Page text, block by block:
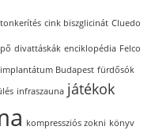
cink biszglicinát Cluedo
divattáskák enciklopédia Felco
Budapest fürdősók
infraszauna játékok
kompressziós zokni könyv